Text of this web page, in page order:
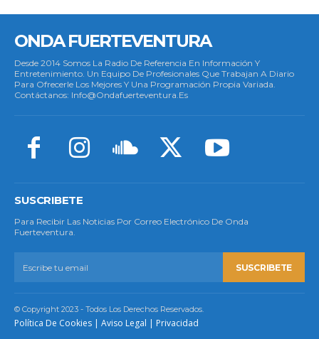
ONDA FUERTEVENTURA
Desde 2014 Somos La Radio De Referencia En Información Y
Entretenimiento. Un Equipo De Profesionales Que Trabajan A Diario
Para Ofrecerle Los Mejores Y Una Programación Propia Variada.
Contáctanos: Info@ondafuerteventura.es
SUSCRIBETE
Para Recibir Las Noticias Por Correo Electrónico De Onda
Fuerteventura.
SUSCRIBETE
© Copyright 2023 - Todos Los Derechos Reservados.
Política De Cookies | Aviso Legal | Privacidad